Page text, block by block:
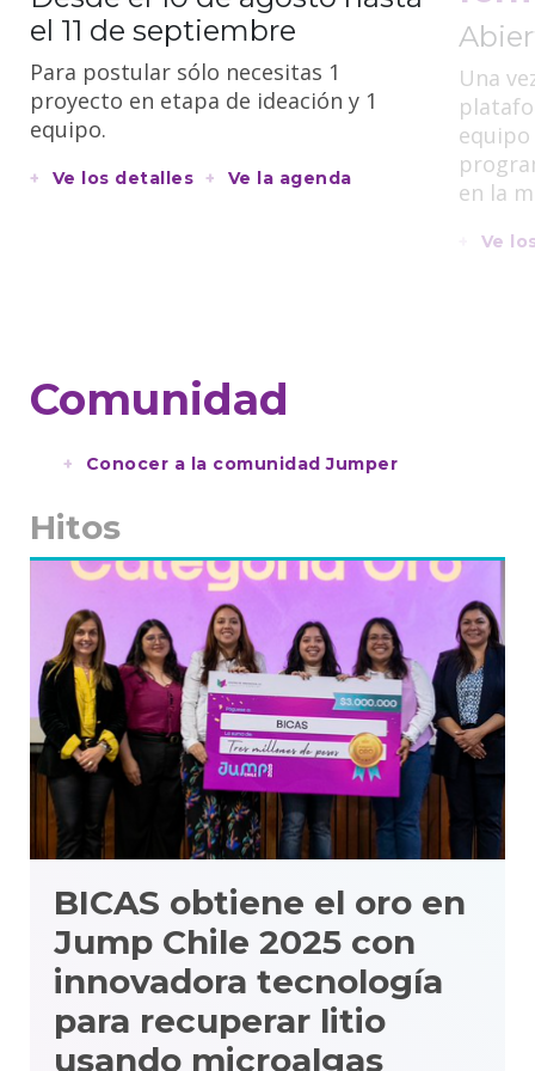
el 11 de septiembre
Para postular sólo necesitas 1
proyecto en etapa de ideación y 1
equipo.
Ve los detalles Ve la agenda
Una
en la
Ve
Comunidad
Conocer a la comunidad Jumper
Hitos
BICAS obtiene el oro en
Jump Chile 2025 con
innovadora tecnología
para recuperar litio
usando microalgas